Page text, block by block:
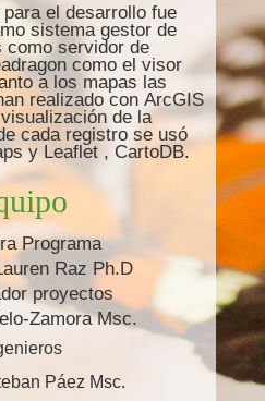
el desarrollo fue
sistema gestor de
como servidor de
como el visor
a los mapas las
realizado con ArcGIS
de la
cada registro se usó
y Leaflet , CartoDB.
Programa
Raz Ph.D
proyectos
Zamora Msc.
Páez Msc.